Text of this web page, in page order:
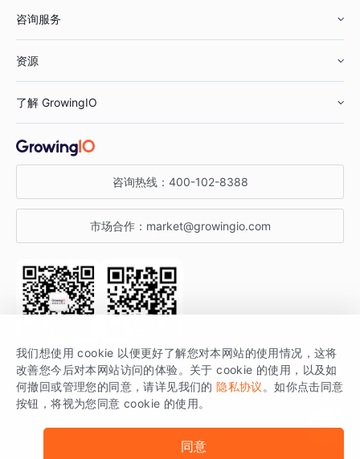
鞋服行业
汽车行业
金融行业
智能运营
获客分析
咨询服务
资源
增长公开课
增长博客
开发者文档
SDK 文档
场景指南
了解 GrowingIO
关于 GrowingIO
增长大会
行业活动
咨询热线： 400-102-8388
市场合作： market@growingio.com
关注公众号 获取更多干货
GrowingIO 是专注于数据智能分析与增长的品牌，核心平台为 GrowingIO
分析云。
版权所有 © 北京易数科技有限公司
我们想使用 cookie 以便更好了解您对本网站的使用情况，这将
改善您今后对本网站访问的体验。关于 cookie 的使用，以及如
何撤回或管理您的同意，请详见我们的 隐私协议 。如你点击同意
按钮，将视为您同意 cookie 的使用。
同意